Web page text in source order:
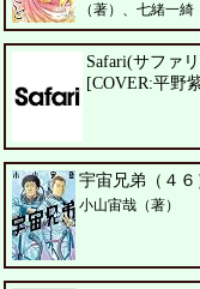
（著）、七緒一
Safari(サファ
[COVER:平野
宇宙兄弟（４
小山宙哉（著）